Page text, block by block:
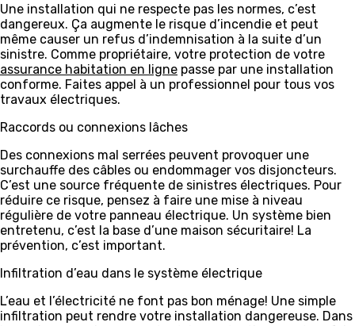
Une installation qui ne respecte pas les normes, c’est
dangereux. Ça augmente le risque d’incendie et peut
même causer un refus d’indemnisation à la suite d’un
sinistre. Comme propriétaire, votre protection de votre
assurance habitation en ligne passe par une installation
conforme. Faites appel à un professionnel pour tous vos
travaux électriques.
Raccords ou connexions lâches
Des connexions mal serrées peuvent provoquer une
surchauffe des câbles ou endommager vos disjoncteurs.
C’est une source fréquente de sinistres électriques. Pour
réduire ce risque, pensez à faire une mise à niveau
régulière de votre panneau électrique. Un système bien
entretenu, c’est la base d’une maison sécuritaire! La
prévention, c’est important.
Infiltration d’eau dans le système électrique
L’eau et l’électricité ne font pas bon ménage! Une simple
infiltration peut rendre votre installation dangereuse. Dans